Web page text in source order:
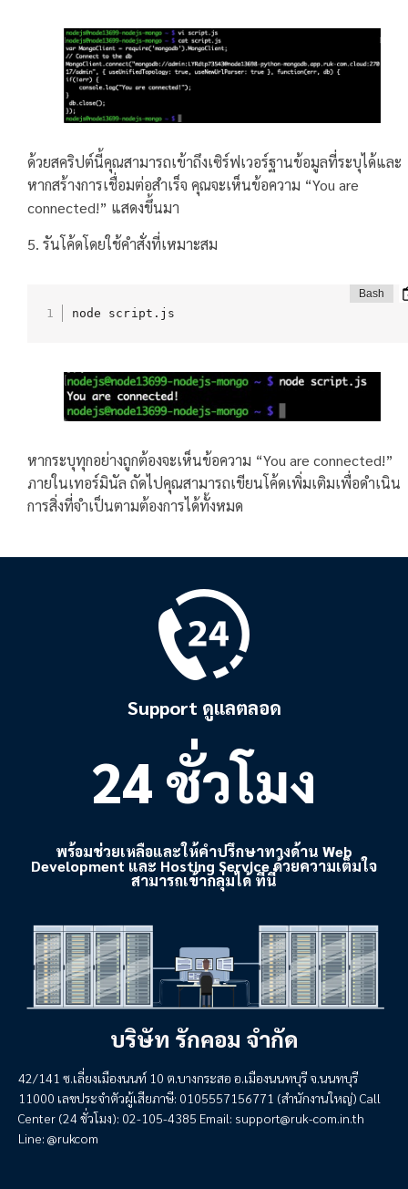
ด้วยสคริปต์นี้คุณสามารถเข้าถึงเซิร์ฟเวอร์ฐานข้อมูลที่ระบุได้และ
หากสร้างการเชื่อมต่อสำเร็จ คุณจะเห็นข้อความ “You are
connected!” แสดงขึ้นมา
5. รันโค้ดโดยใช้คำสั่งที่เหมาะสม
node script.js
หากระบุทุกอย่างถูกต้องจะเห็นข้อความ “You are connected!”
ภายในเทอร์มินัล ถัดไปคุณสามารถเขียนโค้ดเพิ่มเติมเพื่อดำเนิน
การสิ่งที่จำเป็นตามต้องการได้ทั้งหมด
Support ดูแลตลอด
24 ชั่วโมง
พร้อมช่วยเหลือและให้คำปรึกษาทางด้าน Web
Development และ Hosting Service ด้วยความเต็มใจ
สามารถเข้ากลุ่มได้ ที่นี่
บริษัท รักคอม จำกัด
42/141 ซ.เลี่ยงเมืองนนท์ 10 ต.บางกระสอ อ.เมืองนนทบุรี จ.นนทบุรี
11000 เลขประจำตัวผู้เสียภาษี: 0105557156771 (สำนักงานใหญ่) Call
Center (24 ชั่วโมง): 02-105-4385 Email: support@ruk-com.in.th
Line: @rukcom